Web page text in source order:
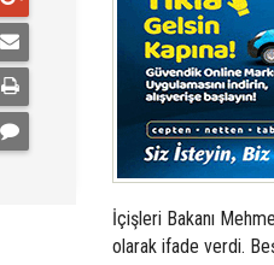
İçişleri Bakanı
olarak ifade verdi.